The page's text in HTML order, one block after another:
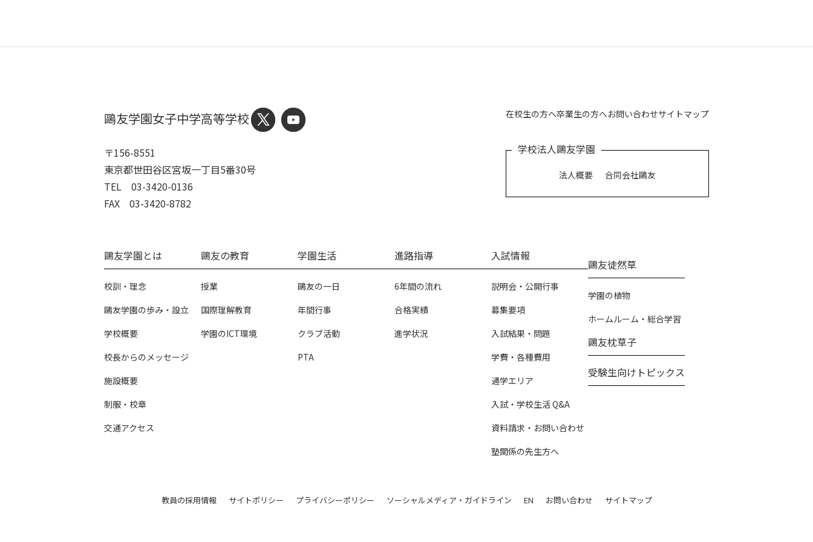
鷗友学園女子中学高等学校
〒156-8551
東京都世田谷区宮坂一丁目5番30号
TEL 03-3420-0136
FAX 03-3420-8782
在校生の方へ卒業生の方へお問い合わせサイトマップ
学校法人鷗友学園
法人概要 合同会社鷗友
鷗友学園とは
校訓・理念
鷗友学園の歩み・設立
学校概要
校長からのメッセージ
施設概要
制服・校章
交通アクセス
鷗友の教育
授業
国際理解教育
学園のICT環境
学園生活
鷗友の一日
年間行事
クラブ活動
PTA
進路指導
6年間の流れ
合格実績
進学状況
入試情報
説明会・公開行事
募集要項
入試結果・問題
学費・各種費用
通学エリア
入試・学校生活 Q&A
資料請求・お問い合わせ
塾関係の先生方へ
鷗友徒然草
学園の植物
ホームルーム・総合学習
鷗友枕草子
受験生向けトピックス
教員の採用情報 サイトポリシー プライバシーポリシー ソーシャルメディア・ガイドライン EN お問い合わせ サイトマップ